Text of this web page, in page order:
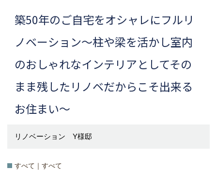
築50年のご自宅をオシャレにフルリ
ノベーション～柱や梁を活かし室内
のおしゃれなインテリアとしてその
まま残したリノベだからこそ出来る
お住まい～
リノベーション Y様邸
すべて｜すべて